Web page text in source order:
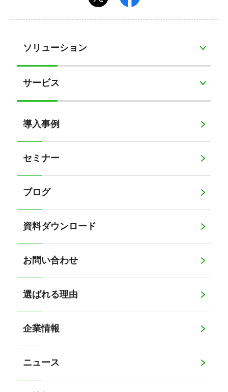
ソリューション
サービス
導入事例
セミナー
ブログ
資料ダウンロード
お問い合わせ
選ばれる理由
企業情報
ニュース